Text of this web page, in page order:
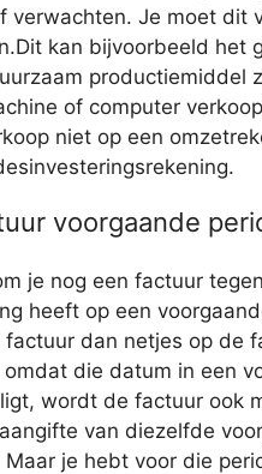
verwachten. Je moet dit
kan bijvoorbeeld het
productiemiddel
of computer
niet op een
voorgaande
je nog een factuur
heeft op een
factuur dan netjes op de
omdat die datum in een
wordt de factuur ook
van diezelfde
Maar je hebt voor die